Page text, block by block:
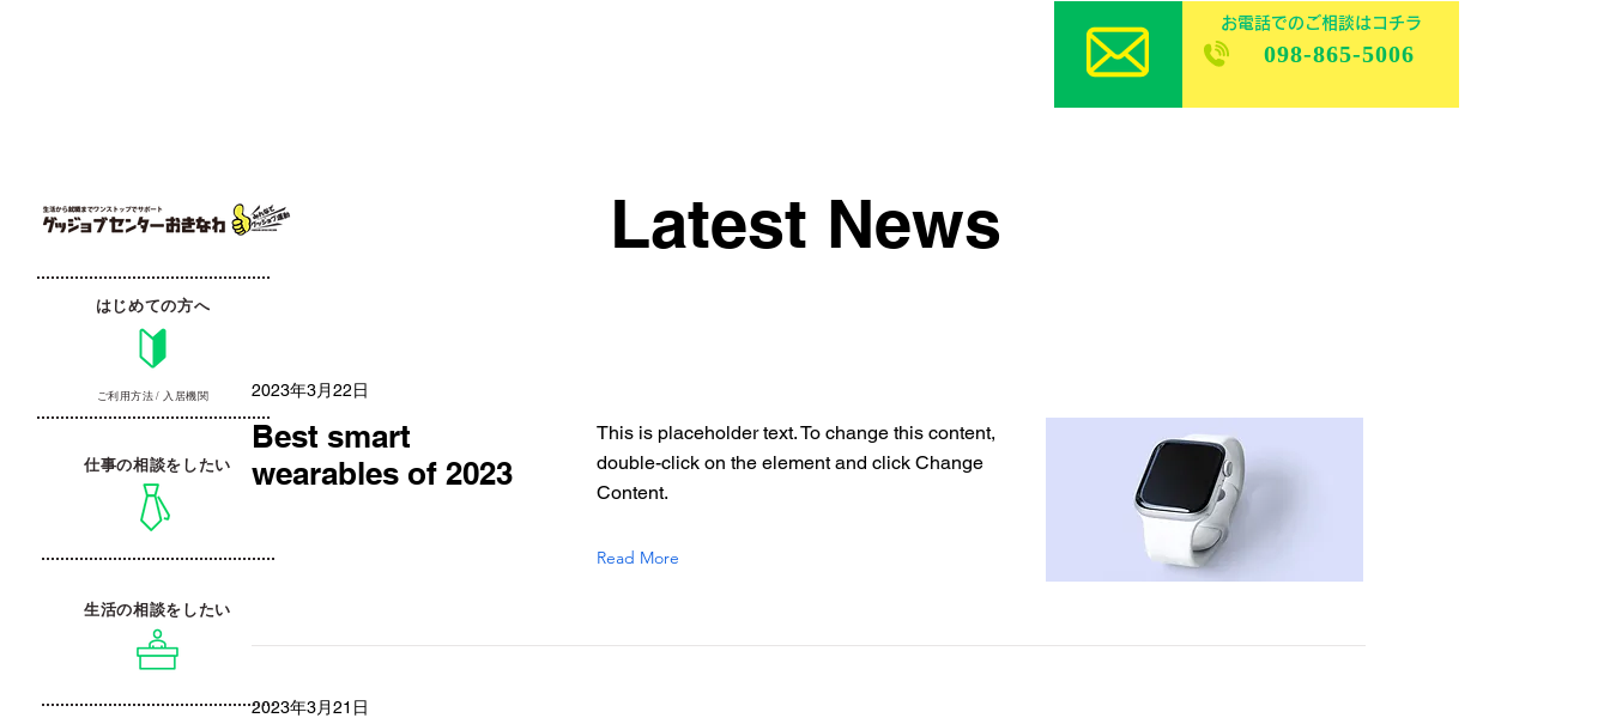
098-865-5006
お電話でのご相談はコチラ
Latest News
2023年3月22日
Best smart
wearables of 2023
This is placeholder text. To change this content,
double-click on the element and click Change
Content.
Read More
2023年3月21日
はじめての方へ
ご利用方法 / 入居機関
生活の相談をしたい
仕事の相談をしたい